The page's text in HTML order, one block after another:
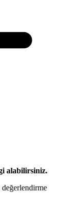
alabilirsiniz.